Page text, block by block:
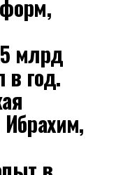
млрд
в год.